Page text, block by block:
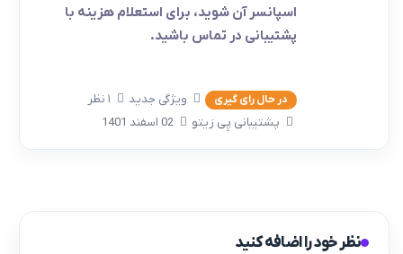
اسپانسر آن شوید، برای استعلام هزینه با
پشتیبانی در تماس باشید.
در حال رای گیری ویژگی جدید
پشتیبانی پِی زیتو
02 اسفند 1401
نظر خود را اضافه کنید